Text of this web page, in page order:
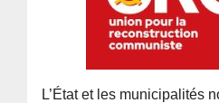
L’État et les municipalités